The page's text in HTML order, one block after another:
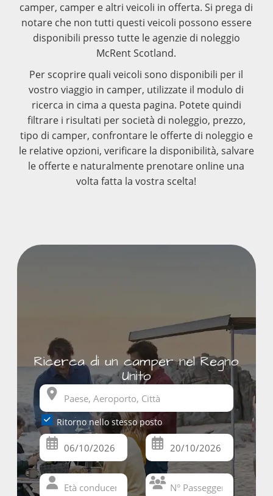
camper, camper e altri veicoli in offerta. Si prega di
notare che non tutti questi veicoli possono essere
disponibili presso tutte le agenzie di noleggio
McRent Scotland.
Per scoprire quali veicoli sono disponibili per il
vostro viaggio in camper, utilizzate il modulo di
ricerca in cima a questa pagina. Potete quindi
filtrare i risultati per società di noleggio, prezzo,
tipo di camper, confrontare le offerte di noleggio e
le relative opzioni, verificare la disponibilità, salvare
le offerte e naturalmente prenotare online una
volta fatta la vostra scelta!
Ricerca di un camper nel Regno
Unito
Ritorno nello stesso posto